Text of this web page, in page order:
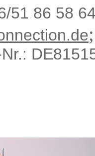
51 86 58